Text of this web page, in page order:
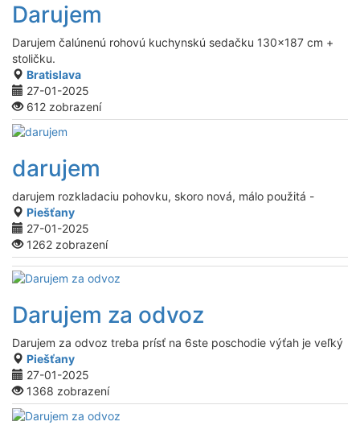
Darujem
Darujem čalúnenú rohovú kuchynskú sedačku 130x187 cm +
stoličku.
Bratislava
27-01-2025
612 zobrazení
darujem
darujem rozkladaciu pohovku, skoro nová, málo použitá -
Piešťany
27-01-2025
1262 zobrazení
Darujem za odvoz
Darujem za odvoz treba prísť na 6ste poschodie výťah je veľký
Piešťany
27-01-2025
1368 zobrazení